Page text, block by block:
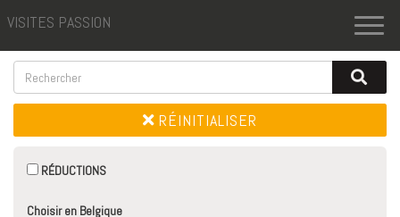
VISITES PASSION
RÉINITIALISER
RÉDUCTIONS
Choisir en Belgique